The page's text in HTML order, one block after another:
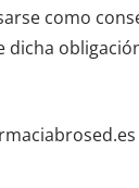
como
dicha